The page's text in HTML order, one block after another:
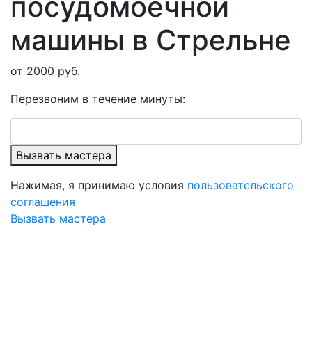
машины в Стрельне
от 2000 руб.
Перезвоним в течение минуты:
Вызвать мастера
Нажимая, я принимаю условия пользовательского
соглашения
Вызвать мастера